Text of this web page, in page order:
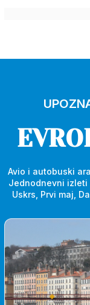
Budžet u eurima
Termin
Dodatne
Avio i autobuski
Jednodnevni izleti
Uskrs, Prvi maj,